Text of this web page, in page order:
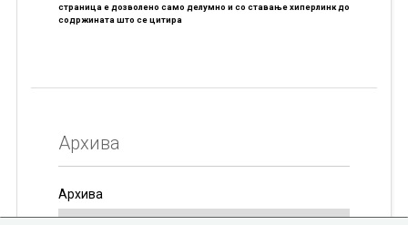
страница е дозволено само делумно и со ставање хиперлинк до
содржината што се цитира
Архива
Архива